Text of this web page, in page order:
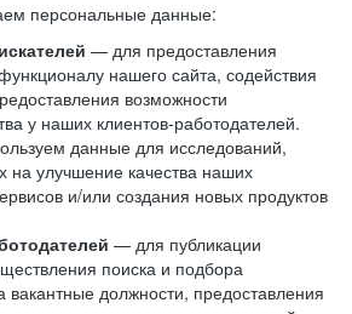
персональные данные:
— для предоставления
нашего сайта, содействия
возможности
у наших клиентов-работодателей.
данные для исследований,
на улучшение качества наших
и/или создания новых продуктов
— для публикации
поиска и подбора
вакантные должности, предоставления